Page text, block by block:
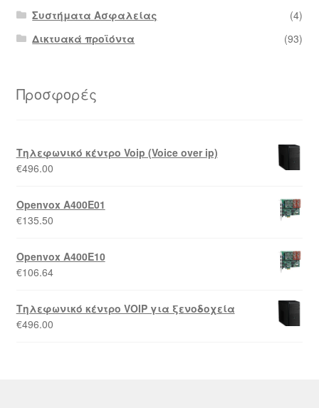
Συστήματα Ασφαλείας
(4)
Δικτυακά προϊόντα
(93)
Προσφορές
Τηλεφωνικό κέντρο Voip (Voice over ip)
€496.00
Openvox A400E01
€135.50
Openvox A400E10
€106.64
Τηλεφωνικό κέντρο VOIP για ξενοδοχεία
€496.00